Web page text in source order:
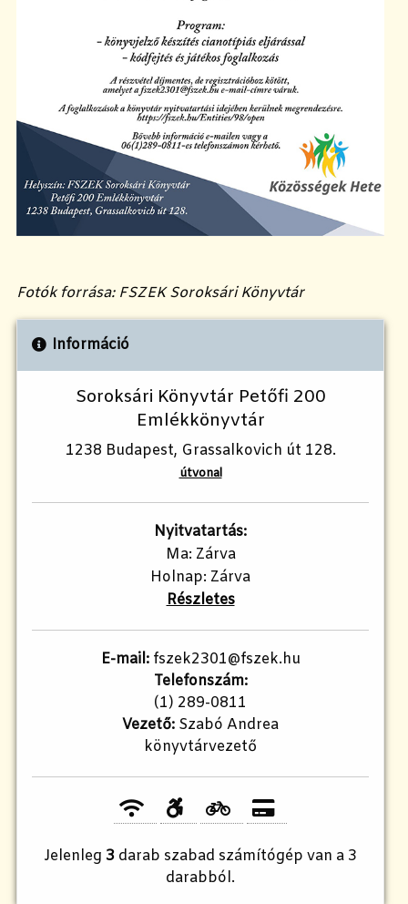
Fotók forrása: FSZEK Soroksári Könyvtár
Információ
Soroksári Könyvtár Petőfi 200
Emlékkönyvtár
1238 Budapest, Grassalkovich út 128.
útvonal
Nyitvatartás:
Ma: Zárva
Holnap: Zárva
Részletes
E-mail:fszek2301@fszek.hu​
Telefonszám:
(1) 289-0811
Vezető: Szabó Andrea
könyvtárvezető
Jelenleg 3 darab szabad számítógép van a 3
darabból.